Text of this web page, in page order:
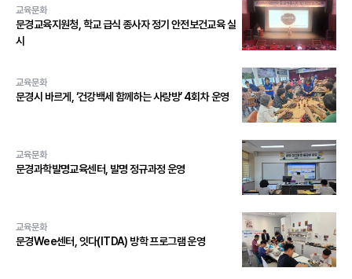
교육문화
문경교육지원청, 학교 급식 종사자 정기 안전보건교육 실
시
교육문화
문경시 바르게, ‘건강백세 함께하는 사랑방’ 4회차 운영
교육문화
문경과학발명교육센터, 발명 정규과정 운영
교육문화
문경Wee센터, 잇다(ITDA) 방학 프로그램 운영